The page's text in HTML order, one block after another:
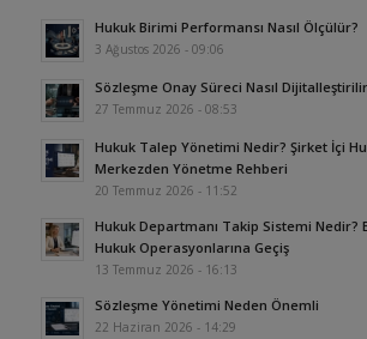
Hukuk Birimi Performansı Nasıl Ölçülür?
3 Ağustos 2026 - 09:06
Sözleşme Onay Süreci Nasıl
27 Temmuz 2026 - 08:53
Hukuk Talep Yönetimi Nedir? Şirket İçi
Merkezden Yönetme Rehberi
20 Temmuz 2026 - 11:52
Hukuk Departmanı Takip Sistemi Nedir?
Hukuk Operasyonlarına Geçiş
13 Temmuz 2026 - 16:13
Sözleşme Yönetimi Neden Önemli
22 Haziran 2026 - 14:29